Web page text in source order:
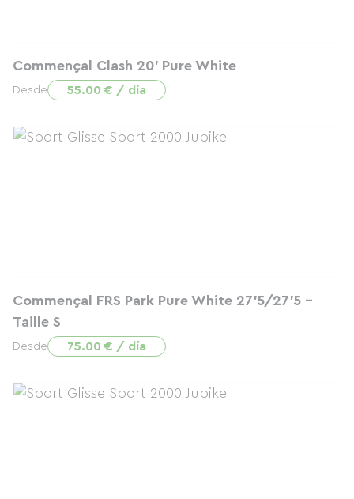
Commençal Clash 20' Pure White
Desde 55.00 € / día
Commençal FRS Park Pure White 27'5/27'5 -
Taille S
Desde 75.00 € / día